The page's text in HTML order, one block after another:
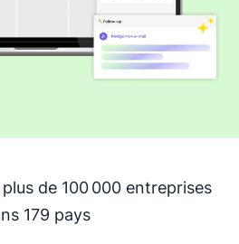
de 100 000 entreprises
179 pays